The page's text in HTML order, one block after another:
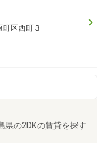
区西町３
県の2DKの賃貸を探す